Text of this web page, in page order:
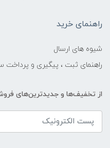
راهنمای خرید
شیوه های ارسال
راهنمای ثبت ، پیگیری و پرداخت
از تخفیف‌ها و جدیدترین‌های